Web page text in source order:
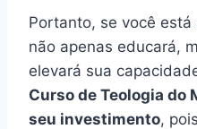
Portanto, se você
não apenas educará,
elevará sua
Curso de Teologia do
seu investimento,